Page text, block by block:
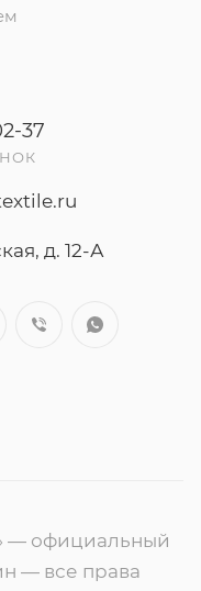
37
д. 12-А
— официальный
— все права